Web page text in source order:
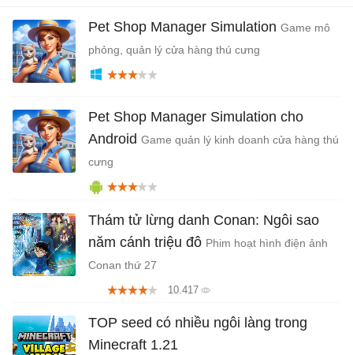
Pet Shop Manager Simulation Game mô
phỏng, quản lý cửa hàng thú cưng
Pet Shop Manager Simulation cho
Android Game quản lý kinh doanh cửa hàng thú
cưng
Thám tử lừng danh Conan: Ngôi sao
năm cánh triệu đô Phim hoạt hình điện ảnh
Conan thứ 27
10.417
TOP seed có nhiều ngôi làng trong
Minecraft 1.21